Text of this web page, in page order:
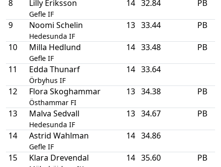
8 Lilly Eriksson
Gefle IF
14 32.84 PB
9 Noomi Schelin
Hedesunda IF
13 33.44 PB
10 Milla Hedlund
Gefle IF
14 33.48 PB
11 Edda Thunarf
Örbyhus IF
14 33.64
12 Flora Skoghammar
Östhammar FI
13 34.38 PB
13 Malva Sedvall
Hedesunda IF
13 34.67 PB
14 Astrid Wahlman
Gefle IF
14 34.86
15 Klara Drevendal 14 35.60 PB